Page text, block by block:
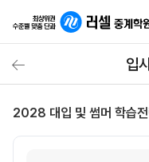
입
2028 대입 및 썸머 학습